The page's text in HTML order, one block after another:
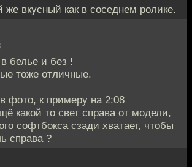
же вкусный как в соседнем ролике.
белье и без !
тоже отличные.
фото, к примеру на 2:08
какой то свет справа от модели,
софтбокса сзади хватает, чтобы
справа ?